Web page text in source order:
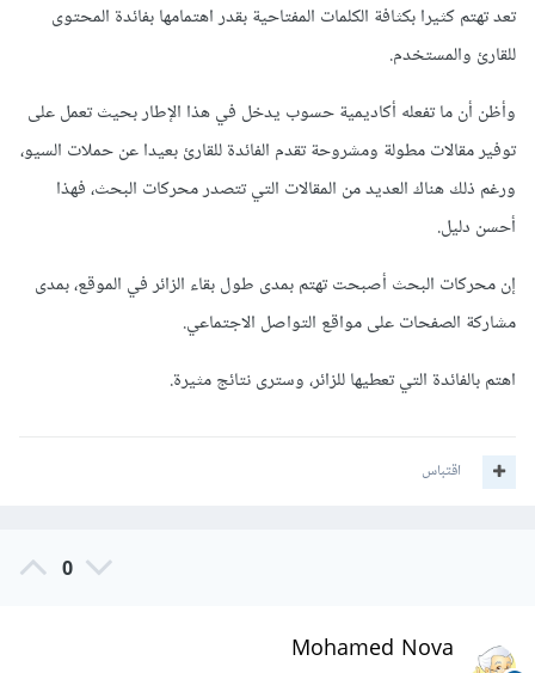
تعد تهتم كثيرا بكثافة الكلمات المفتاحية بقدر اهتمامها بفائدة المحتوى
للقارئ والمستخدم.
وأظن أن ما تفعله أكاديمية حسوب يدخل في هذا الإطار بحيث تعمل على
توفير مقالات مطولة ومشروحة تقدم الفائدة للقارئ بعيدا عن حملات السيو،
ورغم ذلك هناك العديد من المقالات التي تتصدر محركات البحث، فهذا
أحسن دليل.
إن محركات البحث أصبحت تهتم بمدى طول بقاء الزائر في الموقع، بمدى
مشاركة الصفحات على مواقع التواصل الاجتماعي.
اهتم بالفائدة التي تعطيها للزائر، وسترى نتائج مثيرة.
اقتباس
0
Mohamed Nova